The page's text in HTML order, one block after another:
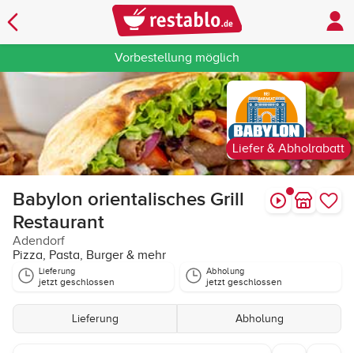
Vorbestellung möglich
Liefer & Abholrabatt
Babylon orientalisches Grill
Restaurant
Adendorf
Pizza, Pasta, Burger & mehr
Lieferung
jetzt geschlossen
Abholung
jetzt geschlossen
Lieferung Abholung